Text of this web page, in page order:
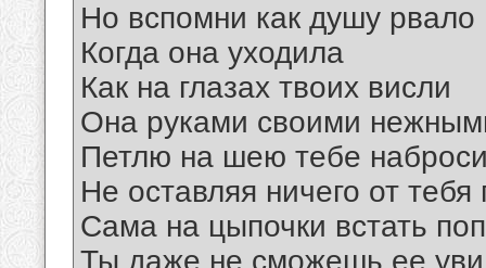
Но вспомни как душу рвало
Когда она уходила
Как на глазах твоих висли
Она руками своими
Петлю на шею тебе
Не оставляя ничего от тебя
Cама на цыпочки встать